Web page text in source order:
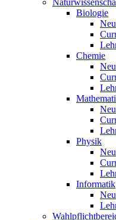
Biologie
Chemie
Physik
Informatik